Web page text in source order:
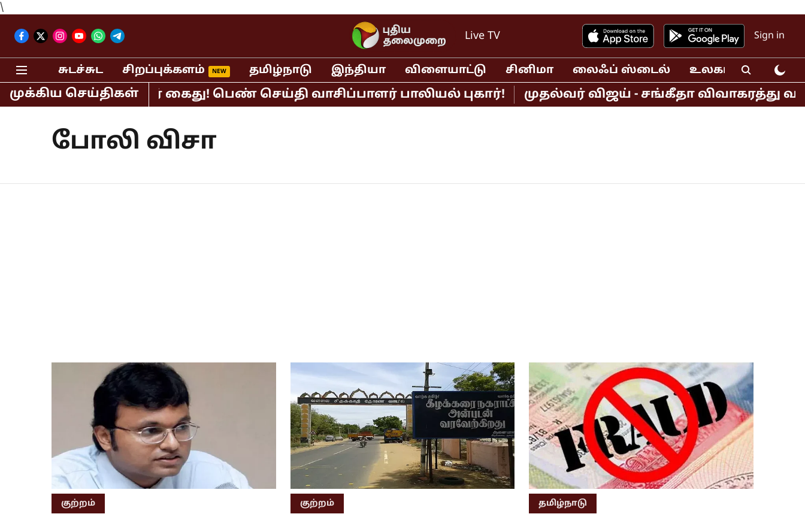
\
Live TV Sign in
சுடச்சுட சிறப்புக்களம் தமிழ்நாடு இந்தியா விளையாட்டு சினிமா லைஃப் ஸ்டைல் உலகம்
முக்கிய செய்திகள்
பி.ஆர்.சுந்தர் கைது! பெண் செய்தி வாசிப்பாளர் பாலியல் புகார்! முதல்வர் விஜய் - சங்கீதா விவாகரத்து
போலி விசா
குற்றம் குற்றம் தமிழ்நாடு